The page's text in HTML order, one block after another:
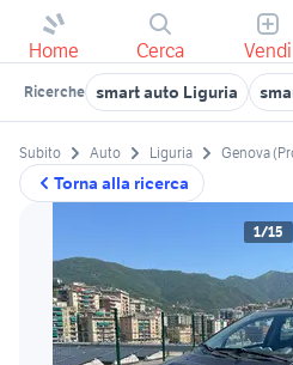
Home Cerca Vendi
Ricerche smart auto Liguria
Torna alla ricerca
Subito Auto Liguria Genova
1/15